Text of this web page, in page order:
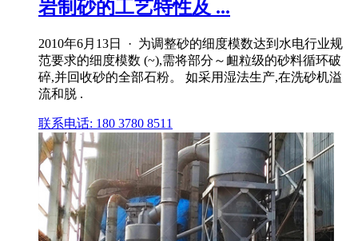
岩制砂的工艺特性及 ...
2010年6月13日 · 为调整砂的细度模数达到水电行业规
范要求的细度模数 (~),需将部分～衄粒级的砂料循环破
碎,并回收砂的全部石粉。 如采用湿法生产,在洗砂机溢
流和脱 .
联系电话: 180 3780 8511